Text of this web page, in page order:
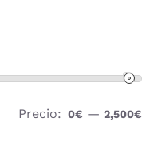
Precio: 0€ —2,500€